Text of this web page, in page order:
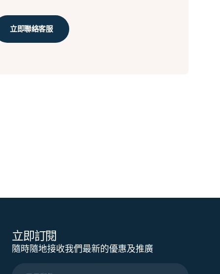
立即聯絡客服
立即訂閱
隨時隨地接收我們最新的優惠及推廣